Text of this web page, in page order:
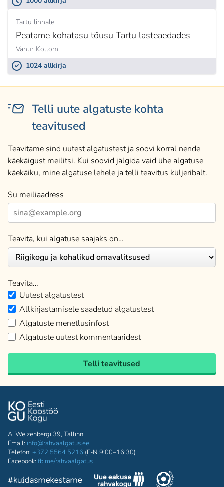
Tartu linnale
Peatame kohatasu tõusu Tartu lasteaedades
Vahur Kollom
1024 allkirja
Telli uute algatuste kohta
teavitused
Teavitame sind uutest algatustest ja soovi korral nende
käekäigust meilitsi. Kui soovid jälgida vaid ühe algatuse
käekäiku, mine algatuse lehele ja telli teavitus küljeribalt.
Su meiliaadress
Teavita, kui algatuse saajaks on…
Teavita…
Uutest algatustest
Allkirjastamisele saadetud algatustest
Algatuste menetlusinfost
Algatuste uutest kommentaaridest
Telli teavitused
A. Weizenbergi 39, Tallinn
Email: info@rahvaalgatus.ee
Telefon: +372 5564 5216 (E-N 9:00–16:30)
Facebook: fb.me/rahvaalgatus